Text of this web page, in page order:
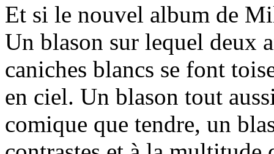
Et si le nouvel album de
Un blason sur lequel deux
caniches blancs se font
en ciel. Un blason tout
comique que tendre, un